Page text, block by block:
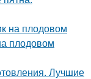
на плодовом
плодовом
Лучшие